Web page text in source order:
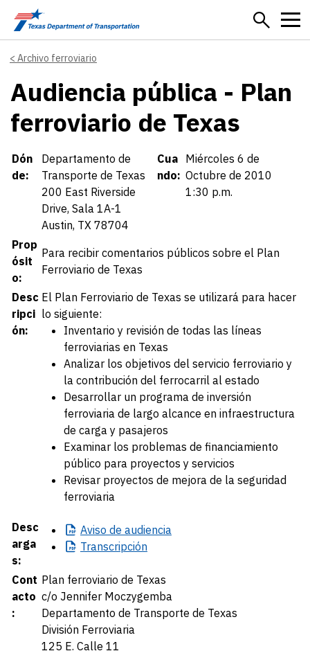
Skip to main content
Archivo ferroviario
Audiencia pública - Plan
ferroviario de Texas
Details
Dón
de:
Departamento de
Transporte de Texas
200 East Riverside
Drive, Sala 1A-1
Austin, TX 78704
Cua
ndo:
Miércoles 6 de
Octubre de 2010
1:30 p.m.
Prop
ósit
o:
Para recibir comentarios públicos sobre el Plan
Ferroviario de Texas
Desc
ripci
ón:
El Plan Ferroviario de Texas se utilizará para hacer
lo siguiente:
Inventario y revisión de todas las líneas
ferroviarias en Texas
Analizar los objetivos del servicio ferroviario y
la contribución del ferrocarril al estado
Desarrollar un programa de inversión
ferroviaria de largo alcance en infraestructura
de carga y pasajeros
Examinar los problemas de financiamiento
público para proyectos y servicios
Revisar proyectos de mejora de la seguridad
ferroviaria
Desc
arga
s:
Aviso de audiencia
Transcripción
Cont
acto
:
Plan ferroviario de Texas
c/o Jennifer Moczygemba
Departamento de Transporte de Texas
División Ferroviaria
125 E. Calle 11